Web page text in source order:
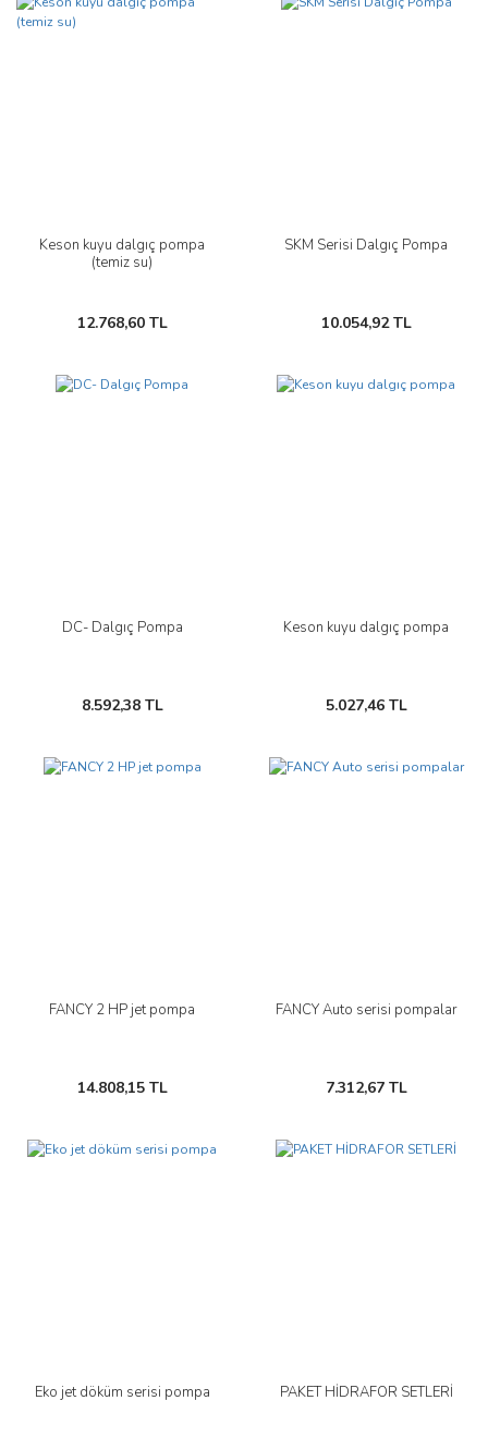
Keson kuyu dalgıç pompa
(temiz su)
12.768,60 TL
SKM Serisi Dalgıç Pompa
10.054,92 TL
DC- Dalgıç Pompa
8.592,38 TL
Keson kuyu dalgıç pompa
5.027,46 TL
FANCY 2 HP jet pompa
14.808,15 TL
FANCY Auto serisi pompalar
7.312,67 TL
Eko jet döküm serisi pompa PAKET HİDRAFOR SETLERİ